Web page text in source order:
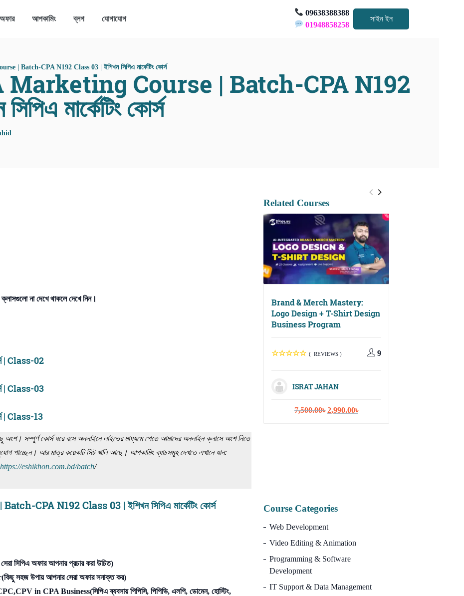
অফার আপকামিং ব্লগ যোগাযোগ
09638388388
01948858258
সাইন ইন
| Batch-CPA N192 Class 03 | ইশিখন সিপিএ মার্কেটিং কোর্স
Marketing Course | Batch-CPA N192
মার্কেটিং কোর্স
না দেখে থাকলে দেখে নিন।
| Class-02
| Class-03
| Class-13
অংশ। সম্পূর্ণ কোর্স ঘরে বসে অনলাইনে লাইভের মাধ্যমে পেতে আমাদের অনলাইন ক্লাসে অংশ নিতে
পাচ্ছেন। আর মাত্র কয়েকটি সিট খালি আছে। আপকামিং ব্যাচসমূহ দেখতে এখানে যান:
https://eshikhon.com.bd/batch/
CPA N192 Class 03 | ইশিখন সিপিএ মার্কেটিং কোর্স
সিপিএ অফার আপনার প্রচার করা উচিত)
সহজ উপায় আপনার সেরা অফার সনাক্ত কর)
in CPA Business(সিপিএ ব্যবসায় পিপিসি, পিপিভি, এলপি, ডোমেন, হোস্টিং,
Related Courses
Brand & Merch Mastery:
Logo Design + T-Shirt Design
Business Program
( REVIEWS ) 9
ISRAT JAHAN
7,500.00৳ Original
2,990.00৳Current
Course Categories
Web Development
Video Editing & Animation
Programming & Software
Development
IT Support & Data Management